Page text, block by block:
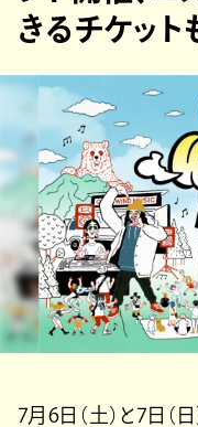
きるチケット
7月6日（土）と7日（